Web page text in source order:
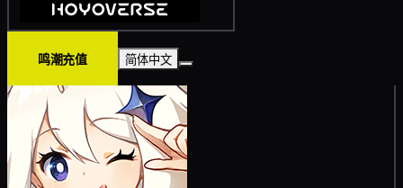
鸣潮充值 简体中文